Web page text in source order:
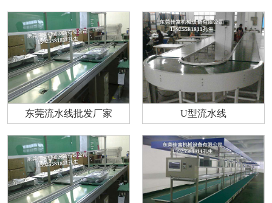
东莞流水线批发厂家 U型流水线